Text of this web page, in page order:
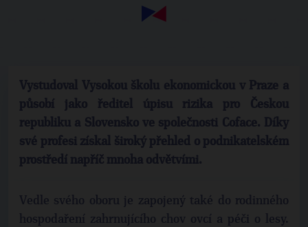
Vystudoval Vysokou školu ekonomickou v Praze a
působí jako ředitel úpisu rizika pro Českou
republiku a Slovensko ve společnosti Coface. Díky
své profesi získal široký přehled o podnikatelském
prostředí napříč mnoha odvětvími.
Vedle svého oboru je zapojený také do rodinného
hospodaření zahrnujícího chov ovcí a péči o lesy.